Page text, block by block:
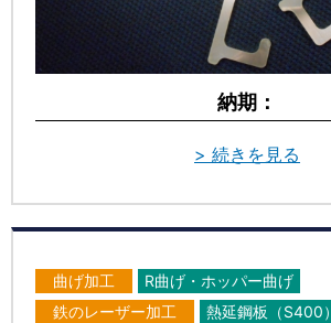
納期：
> 続きを見る
曲げ加工
R曲げ・ホッパー曲げ
鉄のレーザー加工
熱延鋼板（S400）